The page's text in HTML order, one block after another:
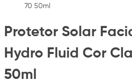
70 50ml
Protetor Solar
Hydro Fluid Cor
50ml